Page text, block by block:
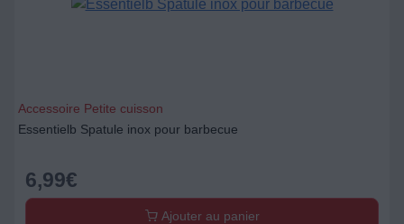
Accessoire Petite cuisson
Essentielb Spatule inox pour barbecue
6,99€
Ajouter au panier